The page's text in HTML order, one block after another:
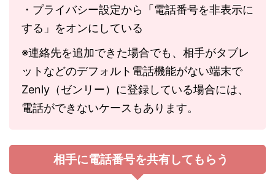
・プライバシー設定から「電話番号を非表示に
する」をオンにしている
※連絡先を追加できた場合でも、相手がタブレ
ットなどのデフォルト電話機能がない端末で
Zenly（ゼンリー）に登録している場合には、
電話ができないケースもあります。
相手に電話番号を共有してもらう